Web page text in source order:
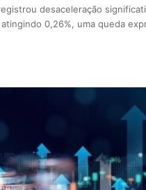
desaceleração
0,26%, uma queda